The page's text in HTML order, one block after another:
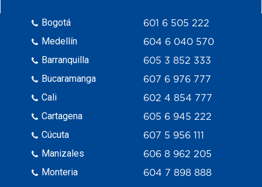
Bogotá
Medellín
Barranquilla
Bucaramanga
Cali
Cartagena
Cúcuta
Manizales
Monteria
601 6 505 222
604 6 040 570
605 3 852 333
607 6 976 777
602 4 854 777
605 6 945 222
607 5 956 111
606 8 962 205
604 7 898 888